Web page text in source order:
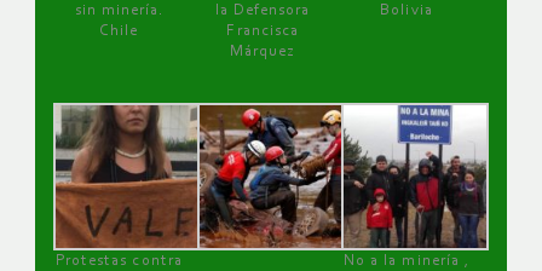
sin minería.
Chile
la Defensora
Francisca
Márquez
Bolivia
Protestas contra
No a la minería ,